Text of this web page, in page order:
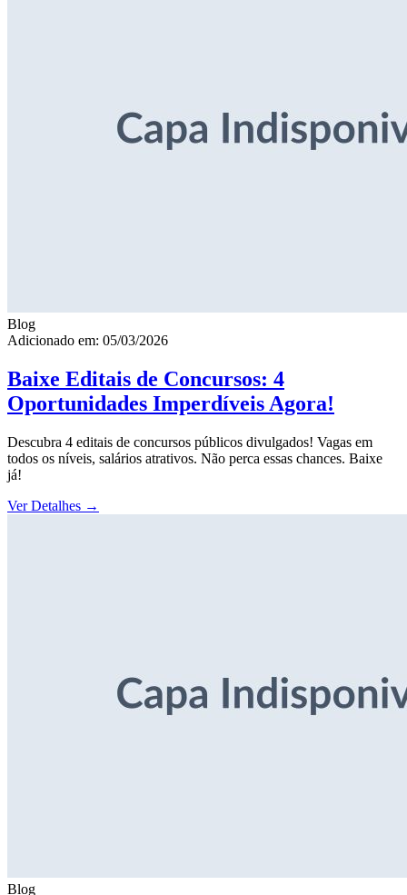
Blog
Adicionado em: 05/03/2026
Baixe Editais de Concursos: 4
Oportunidades Imperdíveis Agora!
Descubra 4 editais de concursos públicos divulgados! Vagas em
todos os níveis, salários atrativos. Não perca essas chances. Baixe
já!
Ver Detalhes →
Blog